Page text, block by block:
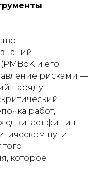
и его
рисками —
наряду
работ,
сдвигает финиш
пути
которое